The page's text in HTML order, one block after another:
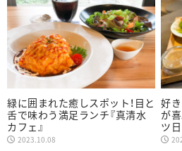
緑に囲まれた癒しスポット！目と
舌で味わう満足ランチ『真清水
カフェ』
2023.10.08
好
が
ツ日